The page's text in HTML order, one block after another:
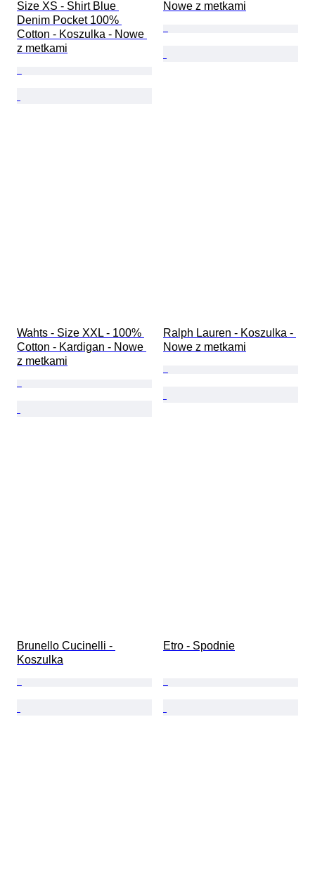
Size XS - Shirt Blue
Denim Pocket 100%
Cotton - Koszulka - Nowe
z metkami
Nowe z metkami
Wahts - Size XXL - 100%
Cotton - Kardigan - Nowe
z metkami
Ralph Lauren - Koszulka -
Nowe z metkami
Brunello Cucinelli -
Koszulka
Etro - Spodnie